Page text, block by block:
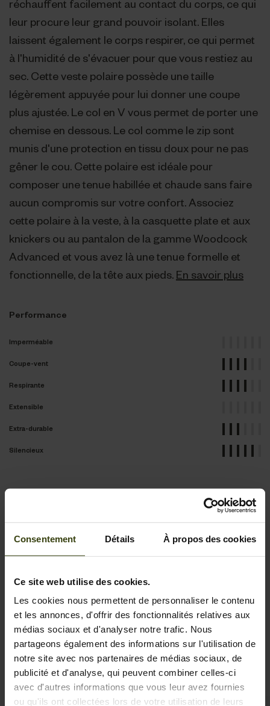
Consentement Détails À propos des cookies
Ce site web utilise des cookies.
Les cookies nous permettent de personnaliser le contenu
et les annonces, d'offrir des fonctionnalités relatives aux
médias sociaux et d'analyser notre trafic. Nous
partageons également des informations sur l'utilisation de
notre site avec nos partenaires de médias sociaux, de
publicité et d'analyse, qui peuvent combiner celles-ci
avec d'autres informations que vous leur avez fournies
ou qu'ils ont collectées lors de votre utilisation de leurs
réchauffent facilement au contact du corps, ce qui
leur procure leur grand pouvoir isolant. Elles
laissent également le corps respirer, ce qui permet
à l'humidité de s'évacuer pour que vous restiez au
sec. Cette veste polaire possède une taille
légèrement appuyée pour lui donner une coupe
plus ajustée. Le col en V vous permet de porter une
chemise en dessous. Le col comme le zip sont
munis d'une protection en tissu doux pour ne pas
gêner le cou. Cette polaire est idéale pour
composer une tenue habillée et chaude sans faire
aucun compromis sur votre confort. Associez
cette polaire à la veste, à la casquette plate et aux
knickers ou au pantalon de la gamme Woodcock
Advanced et vous avez là une tenue formelle et
fonctionnelle, de la tête aux pieds. En savoir plus
Performance
Imperméable
Coupe-vent
Respirante
Extensible
Extra-durable
Silencieux
Activité et climat
Tissus
Vêtements similaires